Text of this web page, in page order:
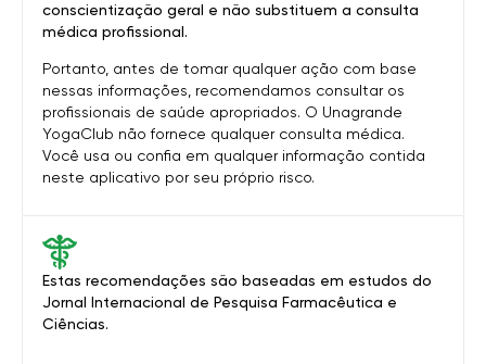
Estas recomendações são baseadas em estudos do
Jornal Internacional de Pesquisa Farmacêutica e
Ciências.
conscientização geral e não substituem a consulta
médica profissional.
Portanto, antes de tomar qualquer ação com base
nessas informações, recomendamos consultar os
profissionais de saúde apropriados. O Unagrande
YogaClub não fornece qualquer consulta médica.
Você usa ou confia em qualquer informação contida
neste aplicativo por seu próprio risco.